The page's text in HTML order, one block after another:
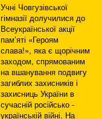
Учні Човгузівської
гімназії долучилися до
Всеукраїнської акції
пам’яті «Героям
слава!», яка є щорічним
заходом, спрямованим
на вшанування подвигу
загиблих захисників і
захисниць України в
сучасній російсько -
українській війні. На